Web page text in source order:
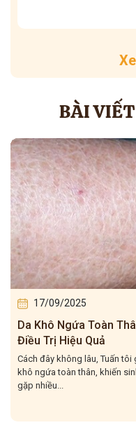
BÀI VIẾT
17/09/2025
Da Khô Ngứa Toàn
Điều Trị Hiệu Quả
Cách đây không lâu, Tuấn
khô ngứa toàn thân, khiến
gặp nhiều...